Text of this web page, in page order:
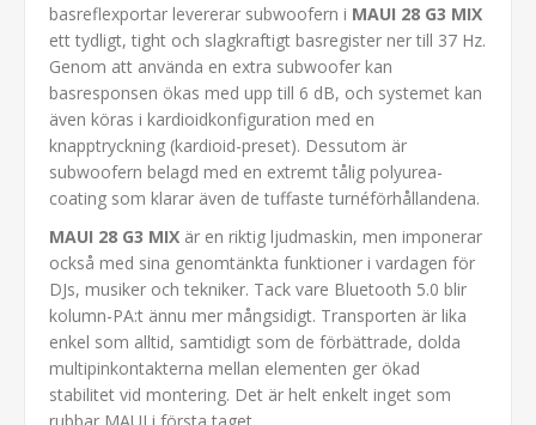
basreflexportar levererar subwoofern i MAUI 28 G3 MIX
ett tydligt, tight och slagkraftigt basregister ner till 37 Hz.
Genom att använda en extra subwoofer kan
basresponsen ökas med upp till 6 dB, och systemet kan
även köras i kardioidkonfiguration med en
knapptryckning (kardioid-preset). Dessutom är
subwoofern belagd med en extremt tålig polyurea-
coating som klarar även de tuffaste turnéförhållandena.
MAUI 28 G3 MIX är en riktig ljudmaskin, men imponerar
också med sina genomtänkta funktioner i vardagen för
DJs, musiker och tekniker. Tack vare Bluetooth 5.0 blir
kolumn-PA:t ännu mer mångsidigt. Transporten är lika
enkel som alltid, samtidigt som de förbättrade, dolda
multipinkontakterna mellan elementen ger ökad
stabilitet vid montering. Det är helt enkelt inget som